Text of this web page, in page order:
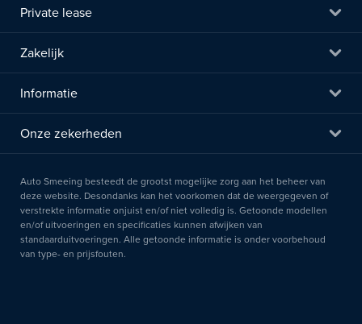
Private lease
Zakelijk
Informatie
Onze zekerheden
Auto Smeeing besteedt de grootst mogelijke zorg aan het beheer van
deze website. Desondanks kan het voorkomen dat de weergegeven of
verstrekte informatie onjuist en/of niet volledig is. Getoonde modellen
en/of uitvoeringen en specificaties kunnen afwijken van
standaarduitvoeringen. Alle getoonde informatie is onder voorbehoud
van type- en prijsfouten.